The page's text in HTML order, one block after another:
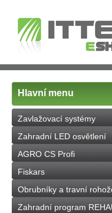
Hlavní menu
Zavlažovací systémy
Zahradní LED osvětlení
AGRO CS Profi
Fiskars
Obrubníky a travní
Zahradní program